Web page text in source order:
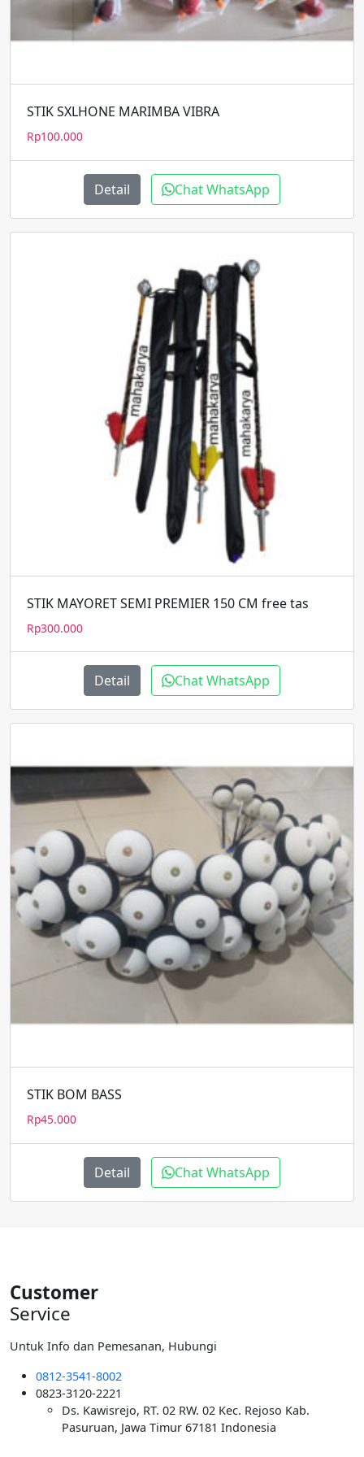
STIK SXLHONE MARIMBA VIBRA
Rp100.000
Detail Chat WhatsApp
STIK MAYORET SEMI PREMIER 150 CM free tas
Rp300.000
Detail Chat WhatsApp
STIK BOM BASS
Rp45.000
Detail Chat WhatsApp
Customer
Service
Untuk Info dan Pemesanan, Hubungi
0812-3541-8002
0823-3120-2221
Ds. Kawisrejo, RT. 02 RW. 02 Kec. Rejoso Kab.
Pasuruan, Jawa Timur 67181 Indonesia